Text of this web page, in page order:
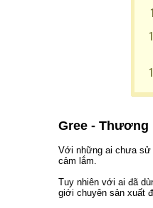
Gree - Thương
Với những ai chưa sử
cảm lắm.
Tuy nhiên với ai đã
giới chuyên sản xuất